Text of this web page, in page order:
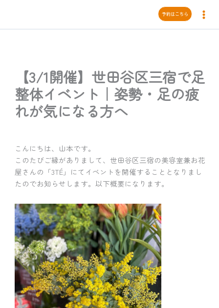
を
予約はこちら
【3/1開催】世田谷区三宿で足
整体イベント｜姿勢・足の疲
れが気になる方へ
こんにちは、山本です。
このたびご縁がありまして、世田谷区三宿の美容室兼お花
屋さんの「3TÉ」にてイベントを開催することとなりまし
たのでお知らせします。以下概要になります。